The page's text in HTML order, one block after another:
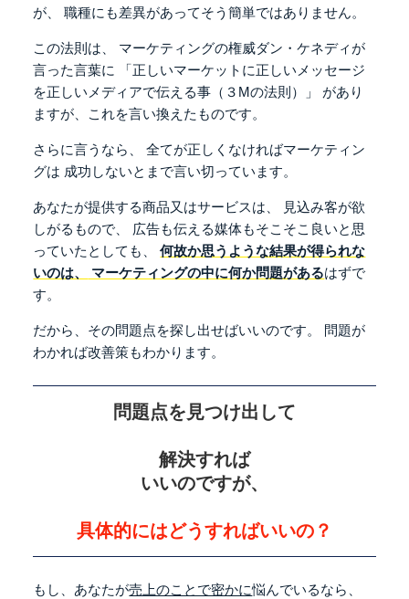
が、
職種にも差異があってそう簡単ではありません。
この法則は、
マーケティングの権威ダン・ケネディが
言った言葉に
「正しいマーケットに正しいメッセージ
を正しいメディアで伝える事（３Mの法則）」
があり
ますが、これを言い換えたものです。
さらに言うなら、
全てが正しくなければマーケティン
グは 成功しないとまで言い切っています。
あなたが提供する商品又はサービスは、
見込み客が欲
しがるもので、
広告も伝える媒体もそこそこ良いと思
っていたとしても、
何故か思うような結果が得られな
いのは、
マーケティングの中に何か問題があるはずで
す。
だから、その問題点を探し出せばいいのです。
問題が
わかれば改善策もわかります。
問題点を見つけ出して
解決すれば
いいのですが、
具体的にはどうすればいいの？
もし、あなたが売上のことで密かに悩んでいるなら、